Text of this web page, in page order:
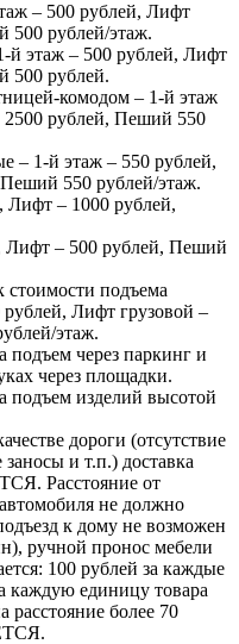
– 500 рублей, Лифт
500 рублей/этаж.
й этаж – 500 рублей, Лифт
500 рублей.
комодом – 1-й этаж
2500 рублей, Пеший 550
– 1-й этаж – 550 рублей,
550 рублей/этаж.
Лифт – 1000 рублей,
Лифт – 500 рублей, Пеший
стоимости подъема
Лифт грузовой –
этаж.
подъем через паркинг и
через площадки.
подъем изделий высотой
дороги (отсутствие
и т.п.) доставка
Расстояние от
не должно
к дому не возможен
ручной пронос мебели
100 рублей за каждые
каждую единицу товара
расстояние более 70